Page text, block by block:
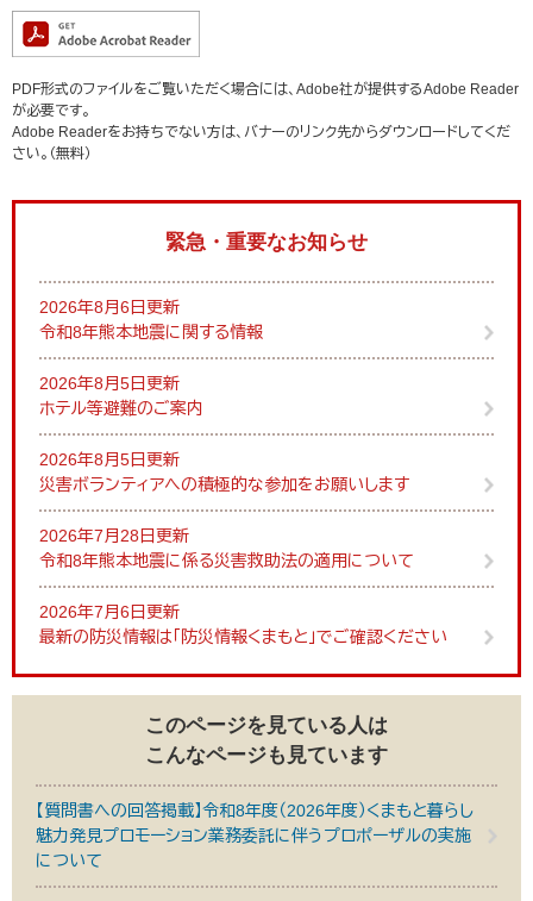
PDF形式のファイルをご覧いただく場合には、Adobe社が提供するAdobe Reader
が必要です。
Adobe Readerをお持ちでない方は、バナーのリンク先からダウンロードしてくだ
さい。（無料）
緊急・重要なお知らせ
2026年8月6日更新
令和8年熊本地震に関する情報
2026年8月5日更新
ホテル等避難のご案内
2026年8月5日更新
災害ボランティアへの積極的な参加をお願いします
2026年7月28日更新
令和8年熊本地震に係る災害救助法の適用について
2026年7月6日更新
最新の防災情報は「防災情報くまもと」でご確認ください
このページを見ている人は
こんなページも見ています
【質問書への回答掲載】令和8年度（2026年度）くまもと暮らし
魅力発見プロモーション業務委託に伴うプロポーザルの実施
について